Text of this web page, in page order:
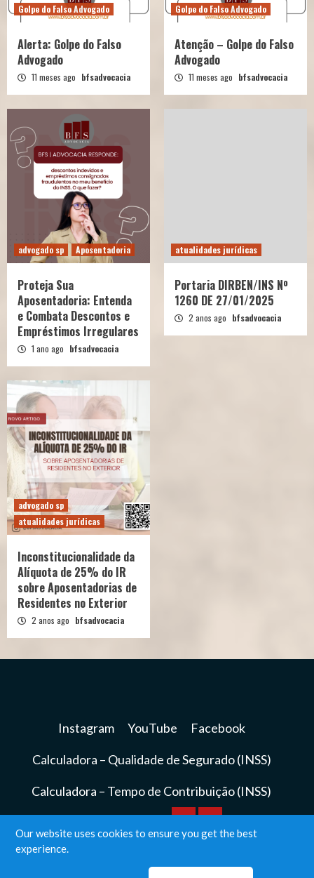
Golpe do Falso Advogado
Alerta: Golpe do Falso
Advogado
11 meses ago bfsadvocacia
Golpe do Falso Advogado
Atenção – Golpe do Falso
Advogado
11 meses ago bfsadvocacia
advogado sp Aposentadoria
Proteja Sua
Aposentadoria: Entenda
e Combata Descontos e
Empréstimos Irregulares
1 ano ago bfsadvocacia
atualidades jurídicas
Portaria DIRBEN/INS Nº
1260 DE 27/01/2025
2 anos ago bfsadvocacia
advogado sp
atualidades jurídicas
Inconstitucionalidade da
Alíquota de 25% do IR
sobre Aposentadorias de
Residentes no Exterior
2 anos ago bfsadvocacia
Instagram YouTube Facebook
Calculadora – Qualidade de Segurado (INSS)
Calculadora – Tempo de Contribuição (INSS)
InstagramYouTubeFacebook
CalculadoraCalculadora
BFS Advocacia© Todos os direitos reservados.
Our website uses cookies to ensure you get the best
experience.